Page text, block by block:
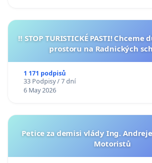
‼️ STOP TURISTICKÉ PASTI!
prostoru na Radnických
1 171 podpisů
33 Podpisy / 7 dní
6 May 2026
Petice za demisi vlády Ing. Andreje
Motoristů